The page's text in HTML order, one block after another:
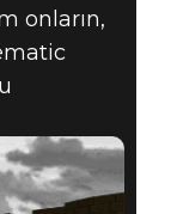
onların,